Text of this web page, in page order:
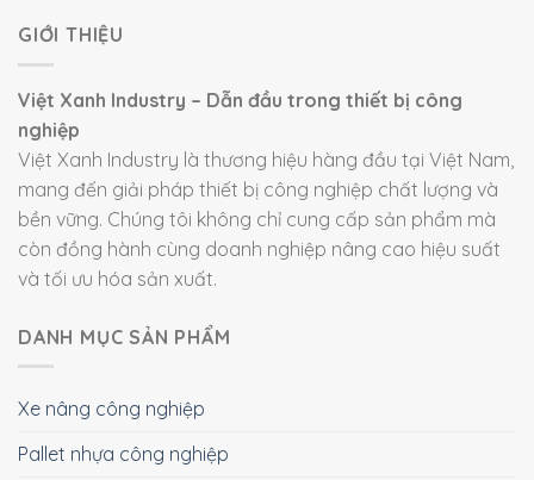
GIỚI THIỆU
Việt Xanh Industry – Dẫn đầu trong thiết bị công
nghiệp
Việt Xanh Industry là thương hiệu hàng đầu tại Việt Nam,
mang đến giải pháp thiết bị công nghiệp chất lượng và
bền vững. Chúng tôi không chỉ cung cấp sản phẩm mà
còn đồng hành cùng doanh nghiệp nâng cao hiệu suất
và tối ưu hóa sản xuất.
DANH MỤC SẢN PHẨM
Xe nâng công nghiệp
Pallet nhựa công nghiệp